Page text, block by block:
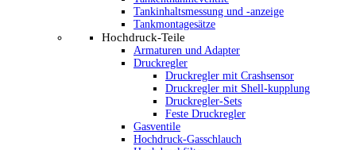
Tankinhaltsmessung und -anzeige
Tankmontagesätze
Hochdruck-Teile
Armaturen und Adapter
Druckregler
Druckregler mit Crashsensor
Druckregler mit Shell-kupplung
Druckregler-Sets
Feste Druckregler
Gasventile
Hochdruck-Gasschlauch